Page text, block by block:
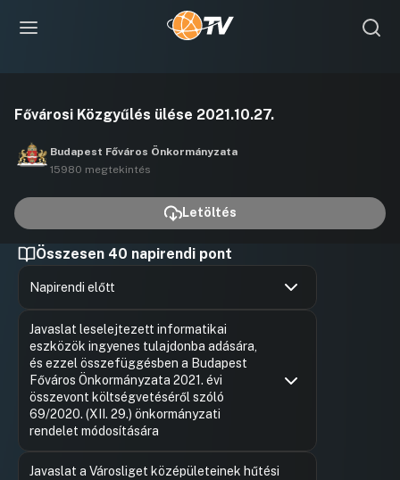
Fővárosi Közgyűlés ülése 2021.10.27.
Budapest Főváros Önkormányzata
15980 megtekintés
Letöltés
Összesen 40 napirendi pont
Napirendi előtt
Javaslat leselejtezett informatikai
eszközök ingyenes tulajdonba adására,
és ezzel összefüggésben a Budapest
Főváros Önkormányzata 2021. évi
összevont költségvetéséről szóló
69/2020. (XII. 29.) önkormányzati
rendelet módosítására
Javaslat a Városliget középületeinek hűtési